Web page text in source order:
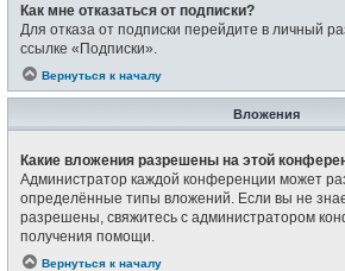
Как мне отказаться от подписки?
Для отказа от подписки перейдите в личный
ссылке «Подписки».
Вернуться к началу
Вложения
Какие вложения разрешены на этой
Администратор каждой конференции может
определённые типы вложений. Если вы не
разрешены, свяжитесь с администратором
получения помощи.
Вернуться к началу